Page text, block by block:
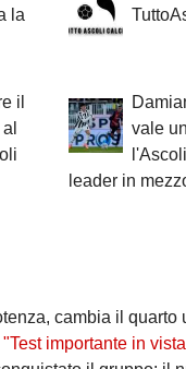
la
il
vale
leader in
cambia il quarto
importante in